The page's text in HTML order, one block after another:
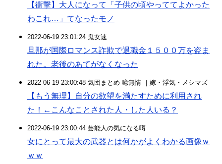
【衝撃】大人になって「子供の頃やっててよかった
わこれ…」てなったモノ
2022-06-19 23:01:24 鬼女速
旦那が国際ロマンス詐欺で退職金１５００万を盗ま
れた。老後のあてがなくなった
2022-06-19 23:00:48 気団まとめ-噫無情-｜嫁・浮気・メシマズ
【もう無理】自分の欲望を満たすために利用され
た！←こんなことされた人・した人いる？
2022-06-19 23:00:44 芸能人の気になる噂
女にとって最大の武器とは何かがよくわかる画像ｗ
ｗｗ